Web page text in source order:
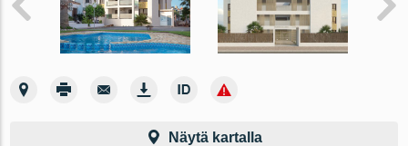
Näytä kartalla